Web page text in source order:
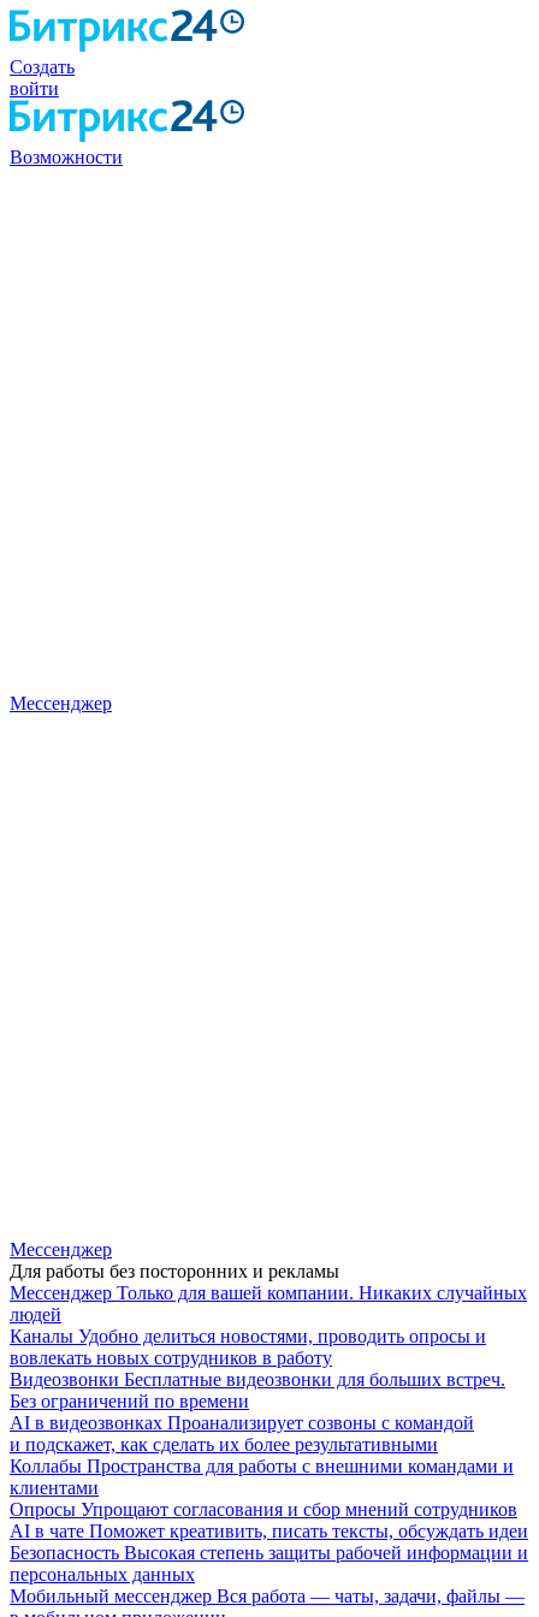
Создать
войти
Возможности
Мессенджер
Мессенджер
Для работы без посторонних и рекламы
Мессенджер Только для вашей компании. Никаких случайных
людей
Каналы Удобно делиться новостями, проводить опросы и
вовлекать новых сотрудников в работу
Видеозвонки Бесплатные видеозвонки для больших встреч.
Без ограничений по времени
AI в видеозвонках Проанализирует созвоны с командой
и подскажет, как сделать их более результативными
Коллабы Пространства для работы с внешними командами и
клиентами
Опросы Упрощают согласования и сбор мнений сотрудников
AI в чате Поможет креативить, писать тексты, обсуждать идеи
Безопасность Высокая степень защиты рабочей информации и
персональных данных
Мобильный мессенджер Вся работа — чаты, задачи, файлы —